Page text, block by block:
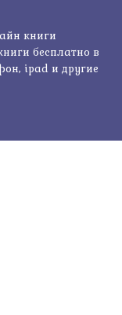
книги
бесплатно в
ipad и другие